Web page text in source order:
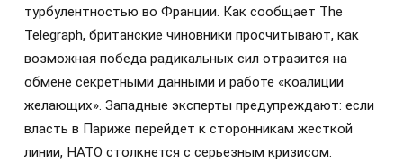
турбулентностью во Франции. Как сообщает The
Telegraph, британские чиновники просчитывают, как
возможная победа радикальных сил отразится на
обмене секретными данными и работе «коалиции
желающих». Западные эксперты предупреждают: если
власть в Париже перейдет к сторонникам жесткой
линии, НАТО столкнется с серьезным кризисом.